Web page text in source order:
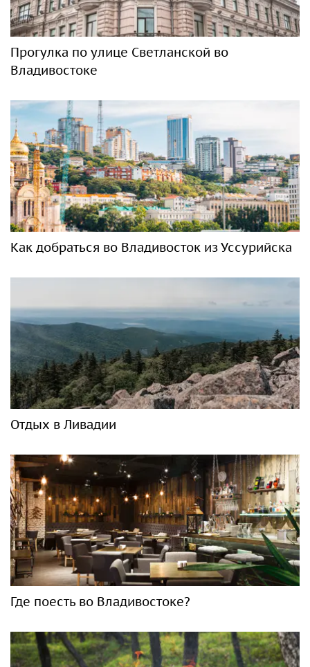
Прогулка по улице Светланской во
Владивостоке
Как добраться во Владивосток из Уссурийска
Отдых в Ливадии
Где поесть во Владивостоке?